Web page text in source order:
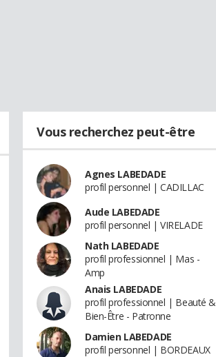
Vous recherchez peut-être
Agnes LABEDADE
profil personnel | CADILLAC
Aude LABEDADE
profil personnel | VIRELADE
Nath LABEDADE
profil professionnel | Mas -
Amp
Anais LABEDADE
profil professionnel | Beauté &
Bien-Être - Patronne
Damien LABEDADE
profil personnel | BORDEAUX